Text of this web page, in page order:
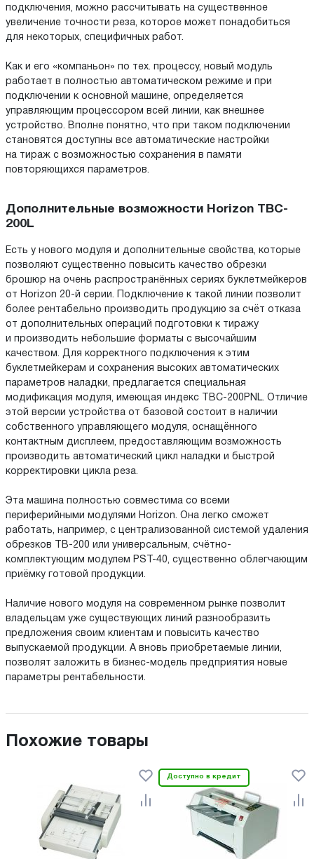
подключения, можно рассчитывать на существенное
увеличение точности реза, которое может понадобиться
для некоторых, специфичных работ.
Как и его «компаньон» по тех. процессу, новый модуль
работает в полностью автоматическом режиме и при
подключении к основной машине, определяется
управляющим процессором всей линии, как внешнее
устройство. Вполне понятно, что при таком подключении
становятся доступны все автоматические настройки
на тираж с возможностью сохранения в памяти
повторяющихся параметров.
Дополнительные возможности Horizon TBC-
200L
Есть у нового модуля и дополнительные свойства, которые
позволяют существенно повысить качество обрезки
брошюр на очень распространённых сериях буклетмейкеров
от Horizon 20-й серии. Подключение к такой линии позволит
более рентабельно производить продукцию за счёт отказа
от дополнительных операций подготовки к тиражу
и производить небольшие форматы с высочайшим
качеством. Для корректного подключения к этим
буклетмейкерам и сохранения высоких автоматических
параметров наладки, предлагается специальная
модификация модуля, имеющая индекс TBC-200PNL. Отличие
этой версии устройства от базовой состоит в наличии
собственного управляющего модуля, оснащённого
контактным дисплеем, предоставляющим возможность
производить автоматический цикл наладки и быстрой
корректировки цикла реза.
Эта машина полностью совместима со всеми
периферийными модулями Horizon. Она легко сможет
работать, например, с централизованной системой удаления
обрезков TB-200 или универсальным, счётно-
комплектующим модулем PST-40, существенно облегчающим
приёмку готовой продукции.
Наличие нового модуля на современном рынке позволит
владельцам уже существующих линий разнообразить
предложения своим клиентам и повысить качество
выпускаемой продукции. А вновь приобретаемые линии,
позволят заложить в бизнес-модель предприятия новые
параметры рентабельности.
Похожие товары
Доступно в кредит